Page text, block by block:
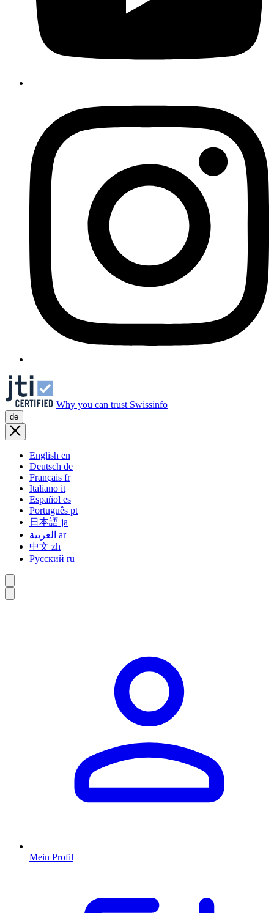
Why you can trust Swissinfo
de
English en
Deutsch de
Français fr
Italiano it
Español es
Português pt
日本語 ja
ar
中文 zh
Русский ru
Mein Profil